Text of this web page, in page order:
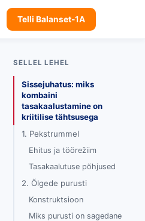
Telli Balanset-1A
SELLEL LEHEL
Sissejuhatus: miks
kombaini
tasakaalustamine on
kriitilise tähtsusega
1. Pekstrummel
Ehitus ja töörežiim
Tasakaalutuse põhjused
2. Õlgede purusti
Konstruktsioon
Miks purusti on sagedane